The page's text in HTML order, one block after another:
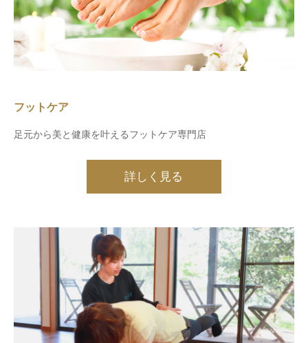
フットケア
足元から美と健康を叶えるフットケア専門店
詳しく見る